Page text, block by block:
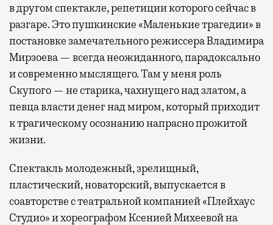
в другом спектакле, репетиции которого сейчас в
разгаре. Это пушкинские «Маленькие трагедии» в
постановке замечательного режиссера Владимира
Мирзоева — всегда неожиданного, парадоксально
и современно мыслящего. Там у меня роль
Скупого — не старика, чахнущего над златом, а
певца власти денег над миром, который приходит
к трагическому осознанию напрасно прожитой
жизни.
Спектакль молодежный, зрелищный,
пластический, новаторский, выпускается в
соавторстве с театральной компанией «Плейхаус
Студио» и хореографом Ксенией Михеевой на